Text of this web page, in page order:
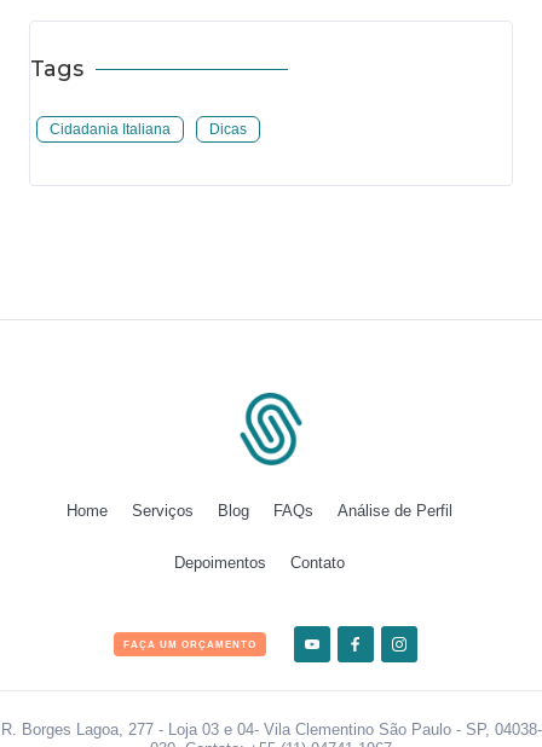
Tags
Cidadania Italiana Dicas
Home Serviços Blog FAQs Análise de Perfil
Depoimentos Contato
FAÇA UM ORÇAMENTO
R. Borges Lagoa, 277 - Loja 03 e 04- Vila Clementino São Paulo - SP, 04038-